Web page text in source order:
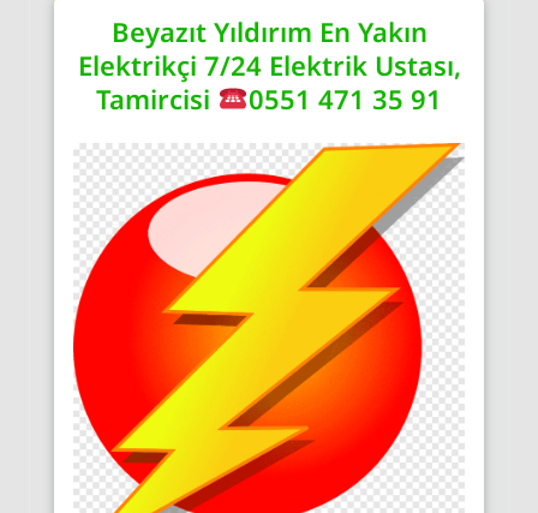
Beyazıt Yıldırım En Yakın
Elektrikçi 7/24 Elektrik Ustası,
Tamircisi
0551 471 35 91